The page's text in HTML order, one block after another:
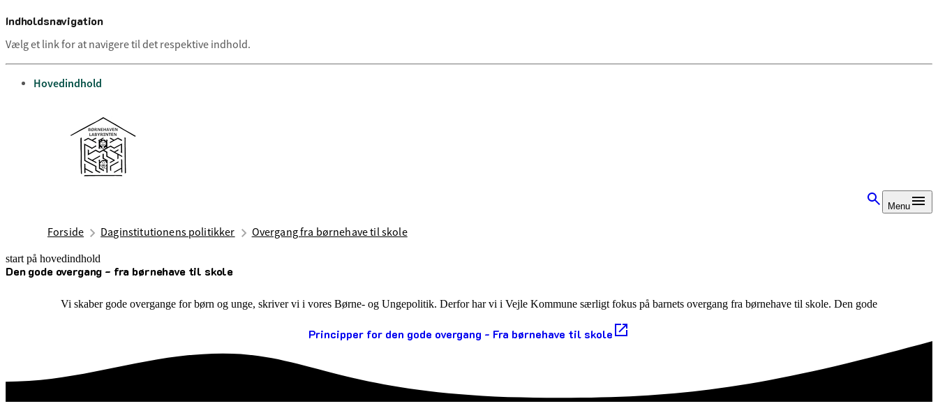
Indholdsnavigation
Vælg et link for at navigere til det respektive indhold.
gå til
Hovedindhold
Menu
Forside Daginstitutionens politikker Overgang fra børnehave til skole
start på hovedindhold
Den gode overgang - fra børnehave til skole
senest opdateret 13. august 2025
Vi skaber gode overgange for børn og unge, skriver vi i vores Børne- og Ungepolitik. Derfor har vi i Vejle Kommune særligt fokus på barnets overgang fra børnehave til skole. Den gode
Principper for den gode overgang - Fra børnehave til skole